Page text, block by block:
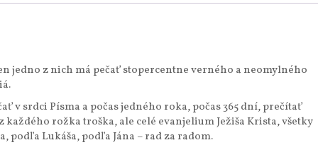
jedno z nich má pečať stopercentne verného a neomylného
v srdci Písma a počas jedného roka, počas 365 dní, prečítať
rožka troška, ale celé evanjelium Ježiša Krista, všetky
podľa Lukáša, podľa Jána – rad za radom.